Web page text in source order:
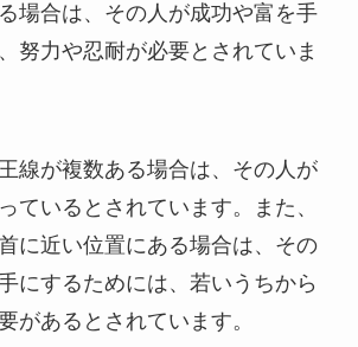
場合は、その人が成功や富を手
努力や忍耐が必要とされていま
線が複数ある場合は、その人が
ているとされています。また、
に近い位置にある場合は、その
にするためには、若いうちから
があるとされています。